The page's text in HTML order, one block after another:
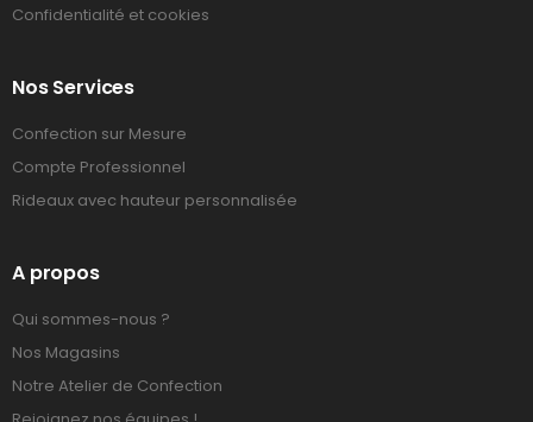
Confidentialité et cookies
Nos Services
Confection sur Mesure
Compte Professionnel
Rideaux avec hauteur personnalisée
A propos
Qui sommes-nous ?
Nos Magasins
Notre Atelier de Confection